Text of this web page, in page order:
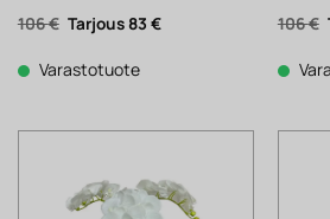
106€ Alkuperäinen
hinta
106 €.
83 €Nykyinen
Varastotuote
106€